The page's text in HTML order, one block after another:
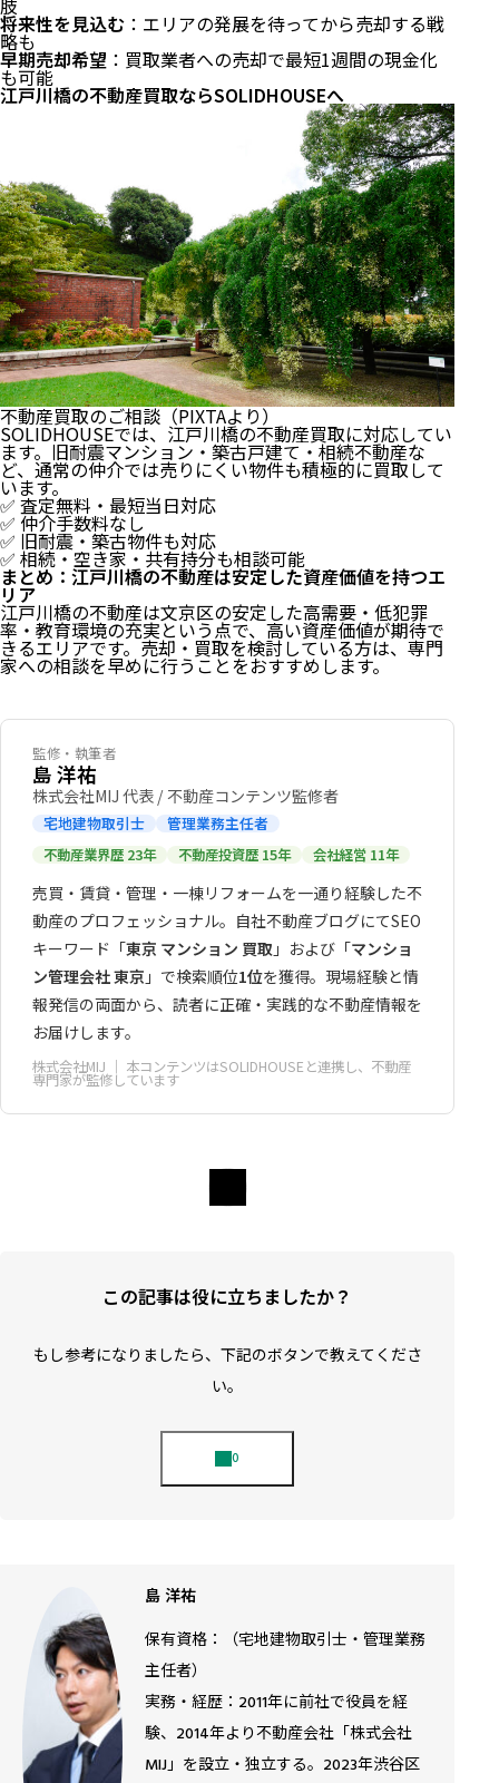
将来性を見込む ：エリアの発展を待ってから売却する戦
略も
早期売却希望 ：買取業者への売却で最短1週間の現金化
も可能
江戸川橋の不動産買取ならSOLIDHOUSEへ
不動産買取のご相談（PIXTAより）
SOLIDHOUSEでは、江戸川橋の不動産買取に対応してい
ます。旧耐震マンション・築古戸建て・相続不動産な
ど、通常の仲介では売りにくい物件も積極的に買取して
います。
✅ 査定無料・最短当日対応
✅ 仲介手数料なし
✅ 旧耐震・築古物件も対応
✅ 相続・空き家・共有持分も相談可能
まとめ：江戸川橋の不動産は安定した資産価値を持つエ
リア
江戸川橋の不動産は文京区の安定した高需要・低犯罪
率・教育環境の充実という点で、高い資産価値が期待で
きるエリアです。売却・買取を検討している方は、専門
家への相談を早めに行うことをおすすめします。
監修・執筆者
島 洋祐
株式会社MIJ 代表 / 不動産コンテンツ監修者
宅地建物取引士 管理業務主任者
不動産業界歴 23年 不動産投資歴 15年 会社経営 11年
売買・賃貸・管理・一棟リフォームを一通り経験した不
動産のプロフェッショナル。自社不動産ブログにてSEO
キーワード「東京 マンション 買取 」および「マンショ
ン管理会社 東京 」で検索順位1位を獲得。現場経験と情
報発信の両面から、読者に正確・実践的な不動産情報を
お届けします。
株式会社MIJ ｜ 本コンテンツはSOLIDHOUSEと連携し、不動産
専門家が監修しています
この記事は役に立ちましたか？
もし参考になりましたら、下記のボタンで教えてくださ
い。
島 洋祐
保有資格：（宅地建物取引士・管理業務
主任者）
実務・経歴：2011年に前社で役員を経
験、2014年より不動産会社「株式会社
MIJ」を設立・独立する。2023年渋谷区
江戸川橋の不動産市場の現状【2026年版】
マンション価格の相場（2026年時点）
江戸川橋の資産価値が高い理由
①交通利便性の高さ
②生活インフラの充実
③文京区の高い地価水準
江戸川橋の不動産売却・買取を検討する際のポイント
売却タイミングの考え方
江戸川橋の不動産買取ならSOLIDHOUSEへ
まとめ：江戸川橋の不動産は安定した資産価値を持つ
エリア